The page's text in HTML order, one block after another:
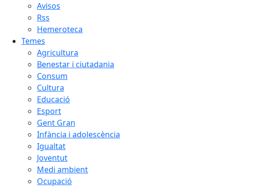
Avisos
Rss
Hemeroteca
Temes
Agricultura
Benestar i ciutadania
Consum
Cultura
Educació
Esport
Gent Gran
Infància i adolescència
Igualtat
Joventut
Medi ambient
Ocupació